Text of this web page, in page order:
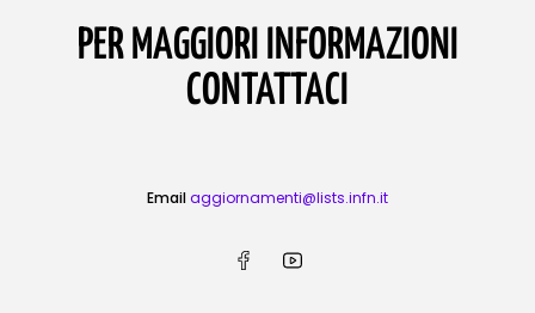
PER MAGGIORI INFORMAZIONI
CONTATTACI
Emailaggiornamenti@lists.infn.it